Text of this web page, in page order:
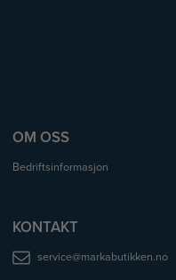
OM OSS
Bedriftsinformasjon
KONTAKT
service@markabutikken.no